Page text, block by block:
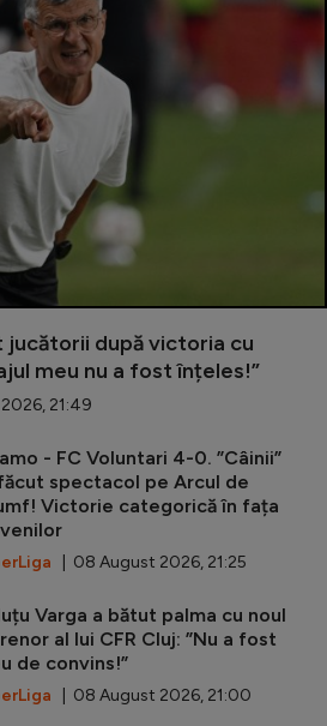
jucătorii după victoria cu
meu nu a fost înțeles!”
21:49
- FC Voluntari 4-0. ”Câinii”
spectacol pe Arcul de
Victorie categorică în fața
| 08 August 2026, 21:25
Varga a bătut palma cu noul
al lui CFR Cluj: ”Nu a fost
de convins!”
| 08 August 2026, 21:00